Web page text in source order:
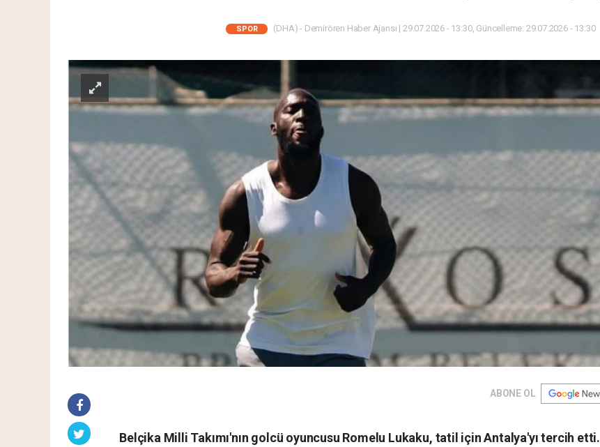
SPOR (DHA) - Demirören Haber Ajansı | 29.07.2026 - 13:30, Güncelleme: 29.07.2026 - 13:30
ABONE OL
Belçika Milli Takımı'nın golcü oyuncusu Romelu Lukaku, tatil için Antalya'yı tercih etti.